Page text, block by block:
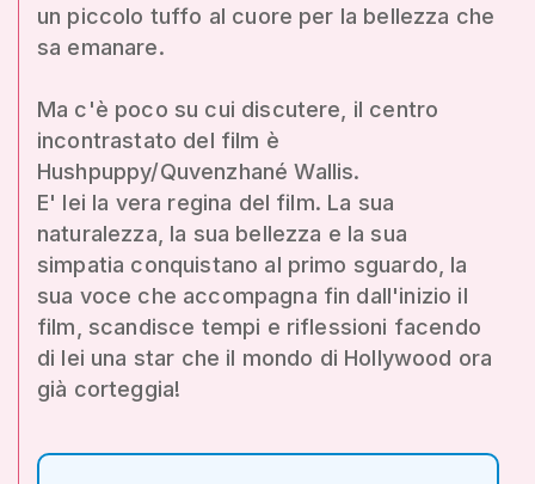
un piccolo tuffo al cuore per la bellezza che
sa emanare.
Ma c'è poco su cui discutere, il centro
incontrastato del film è
Hushpuppy/Quvenzhané Wallis.
E' lei la vera regina del film. La sua
naturalezza, la sua bellezza e la sua
simpatia conquistano al primo sguardo, la
sua voce che accompagna fin dall'inizio il
film, scandisce tempi e riflessioni facendo
di lei una star che il mondo di Hollywood ora
già corteggia!